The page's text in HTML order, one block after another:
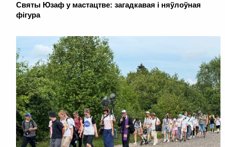
Святы Юзаф у мастацтве: загадкавая і няўлоўная
фігура